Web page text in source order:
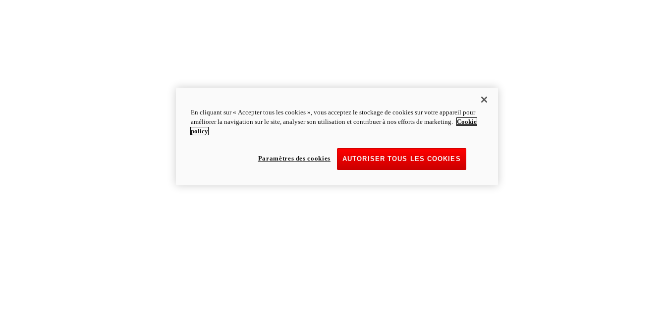
En cliquant sur « Accepter tous les cookies », vous acceptez le stockage de cookies sur votre appareil pour
améliorer la navigation sur le site, analyser son utilisation et contribuer à nos efforts de marketing. Cookie
policy
AUTORISER TOUS LES COOKIES
Paramètres des cookies